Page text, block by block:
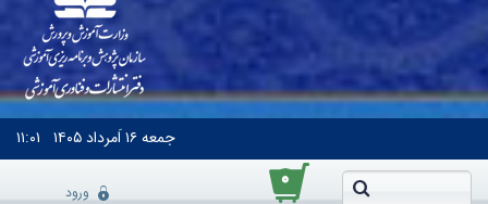
جمعه۱۶ اَمرداد ۱۴۰۵ ۱۱:۰۱
۰
ورود